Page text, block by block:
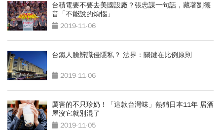
台積電要不要去美國設廠？張忠謀一句話，藏著劉德
音「不能說的煩惱」
2019-11-06
台鐵人臉辨識侵隱私？ 法界：關鍵在比例原則
2019-11-06
厲害的不只珍奶！「這款台灣味」熱銷日本11年 居酒
屋沒它就別混了
2019-11-05